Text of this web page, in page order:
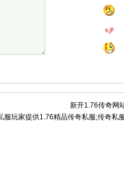
新开1.76传奇网
玩家提供1.76精品传奇私服;传奇